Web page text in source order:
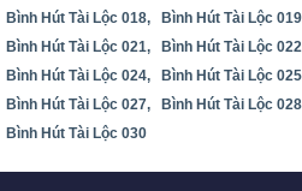
Bình Hút Tài Lộc 018,
Bình Hút Tài Lộc
Bình Hút Tài Lộc 021,
Bình Hút Tài Lộc
Bình Hút Tài Lộc 024,
Bình Hút Tài Lộc
Bình Hút Tài Lộc 027,
Bình Hút Tài Lộc
Bình Hút Tài Lộc 030